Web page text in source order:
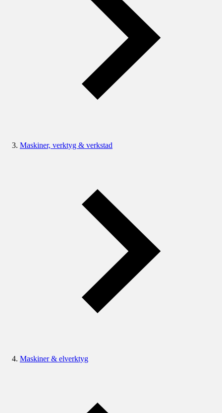
Maskiner, verktyg & verkstad
Maskiner & elverktyg